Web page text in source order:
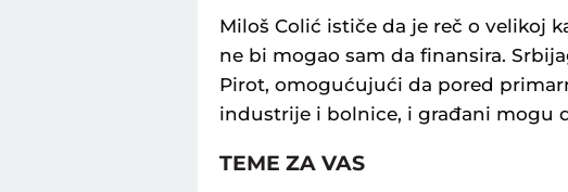
Miloš Colić ističe da je reč o velikoj
ne bi mogao sam da finansira.
Pirot, omogućujući da pored
industrije i bolnice, i građani mogu
TEME ZA VAS